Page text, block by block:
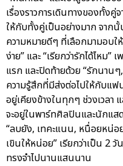
เรื่องราวการเดินทางของทั้ง
ให้กับทั้งคู่เป็นอย่างมาก จากนั้
ความหมายดีๆ ที่เลือกมามอบใ
ง่าย” และ “เรียกว่ารักได้ไหม
แรก และปิดท้ายด้วย “รักนาน
ความรู้สึกที่มีส่งต่อไปให้กับ
อยู่เคียงข้างในทุกๆ ช่วงเวลา
จะอยู่ในพาร์ทศิลปินและนักแส
“ลบยัง, เทคะแนน, หนื่อยหน่อ
เขินให้หน่อย” เรียกว่าเป็น 2
ทรงจำไปนานแสนนาน